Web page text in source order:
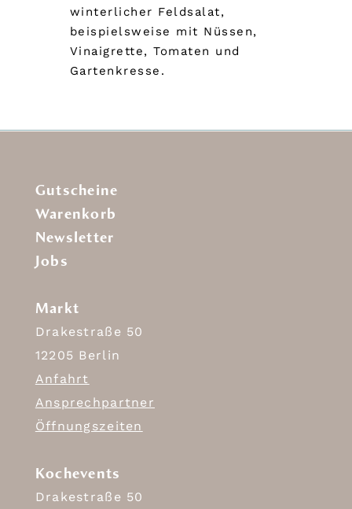
winterlicher Feldsalat,
beispielsweise mit Nüssen,
Vinaigrette, Tomaten und
Gartenkresse.
Gutscheine
Warenkorb
Newsletter
Jobs
Markt
Drakestraße 50
12205 Berlin
Anfahrt
Ansprechpartner
Öffnungszeiten
Kochevents
Drakestraße 50